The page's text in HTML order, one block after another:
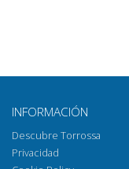
INFORMACIÓN
Descubre Torrossa
Privacidad